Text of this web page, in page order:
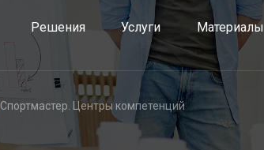
Решения Услуги Материалы
Спортмастер. Центры компетенций